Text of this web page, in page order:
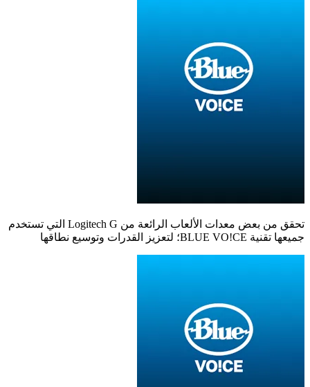
تحقق من بعض معدات الألعاب الرائعة من Logitech G التي تستخدم
جميعها تقنية BLUE VO!CE؛ لتعزيز القدرات وتوسيع نطاقها